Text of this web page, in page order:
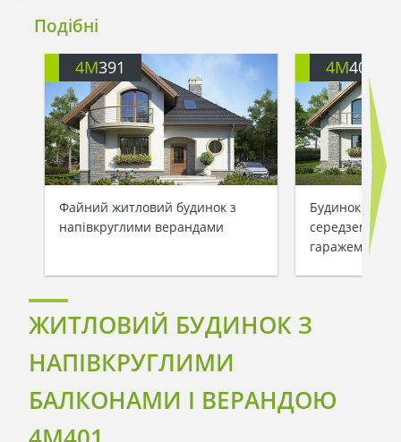
Подібні
4M391
Файний житловий будинок з
напівкруглими верандами
4M403
Будинок в
гаражем на
ЖИТЛОВИЙ БУДИНОК З
НАПІВКРУГЛИМИ
БАЛКОНАМИ І ВЕРАНДОЮ